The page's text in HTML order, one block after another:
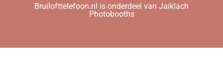
Bruilofttelefoon.nl is onderdeel van Jaiklach
Photobooths